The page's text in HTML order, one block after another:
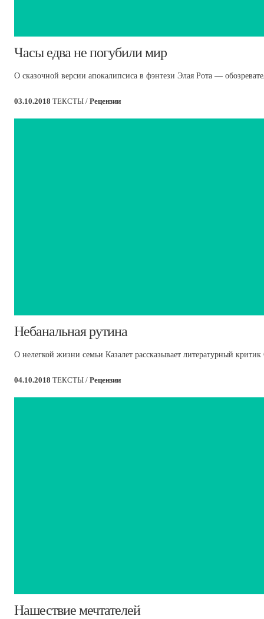
​Часы едва не погубили мир
О сказочной версии апокалипсиса в фэнтези Элая Рота —
03.10.2018 ТЕКСТЫ / Рецензии
​Небанальная рутина
О нелегкой жизни семьи Казалет рассказывает литературный
04.10.2018 ТЕКСТЫ / Рецензии
Нашествие мечтателей